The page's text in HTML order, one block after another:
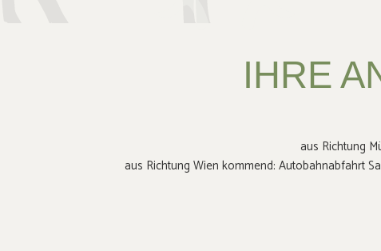
IHRE
aus Richtung
aus Richtung Wien kommend: Autobahnabfahrt